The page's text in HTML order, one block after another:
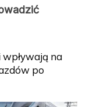
wpływają na
po